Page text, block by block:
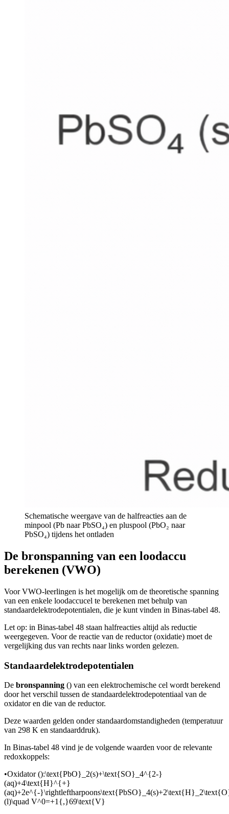
Schematische weergave van de halfreacties aan de
minpool (Pb naar PbSO₄) en pluspool (PbO₂ naar
PbSO₄) tijdens het ontladen
De bronspanning van een loodaccu
berekenen (VWO)
Voor VWO-leerlingen is het mogelijk om de theoretische spanning
van een enkele loodaccucel te berekenen met behulp van
standaardelektrodepotentialen, die je kunt vinden in Binas-tabel 48.
Let op: in Binas-tabel 48 staan halfreacties altijd als reductie
weergegeven. Voor de reactie van de reductor (oxidatie) moet de
vergelijking dus van rechts naar links worden gelezen.
Standaardelektrodepotentialen
De bronspanning () van een elektrochemische cel wordt berekend
door het verschil tussen de standaardelektrodepotentiaal van de
oxidator en die van de reductor.
Deze waarden gelden onder standaardomstandigheden (temperatuur
van 298 K en standaarddruk).
In Binas-tabel 48 vind je de volgende waarden voor de relevante
redoxkoppels:
•Oxidator ():\text{PbO}_2(s)+\text{SO}_4^{2-}
(aq)+4\text{H}^{+}
(aq)+2e^{-
(l)\quad V^0=+1{,}69\text{V}